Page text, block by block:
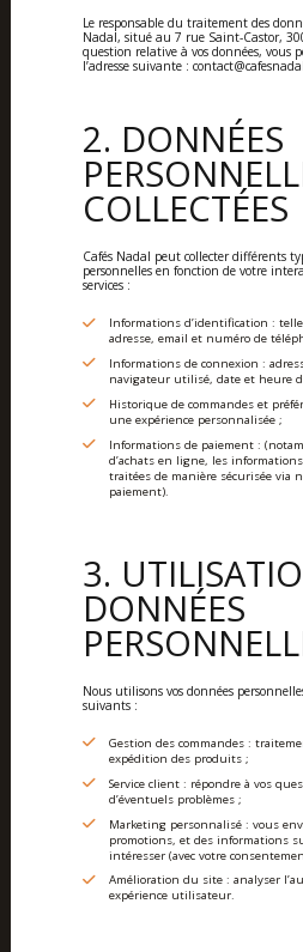
Le responsable du traitement des
Nadal, situé au 7 rue Saint-Castor,
question relative à vos données, vous
l’adresse suivante :
2. DONNÉES
COLLECTÉES
Cafés Nadal peut collecter différents
personnelles en fonction de votre
services :
Informations d’identification :
adresse, email et numéro de
Informations de connexion :
navigateur utilisé, date et heure
Historique de commandes et
une expérience personnalisée ;
Informations de paiement :
d’achats en ligne, les
traitées de manière sécurisée via
paiement).
3.
DONNÉES
Nous utilisons vos données
suivants :
Gestion des commandes :
expédition des produits ;
Service client : répondre à vos
d’éventuels problèmes ;
Marketing personnalisé : vous
promotions, et des informations
intéresser (avec votre
Amélioration du site : analyser
expérience utilisateur.